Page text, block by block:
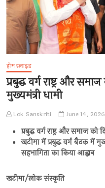
होम स्लाइड
प्रबुद्ध वर्ग राष्ट्र और
मुख्यमंत्री धामी
Lok Sanskriti June 14, 2026
प्रबुद्ध वर्ग राष्ट्र और समाज को
खटीमा में प्रबुद्ध वर्ग बैठक में
सहभागिता का किया आह्वान
खटीमा/लोक संस्कृति